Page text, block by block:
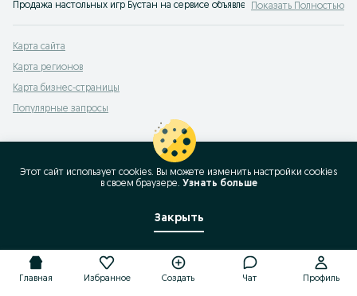
Продажа настольных игр Бустан на сервисе объявлений OLX.uz Бустан -
Показать Полностью
Карта сайта
Карта регионов
Карта бизнес-страницы
Популярные запросы
Главная Избранное Создать Чат Профиль
Этот сайт использует cookies. Вы можете изменить настройки cookies
в своeм браузере. Узнать больше
Закрыть